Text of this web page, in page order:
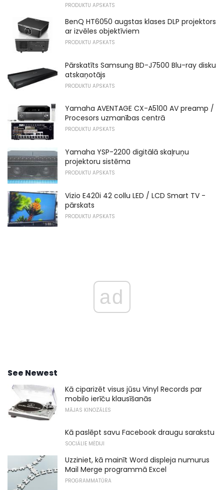
PRODUKTU APSKATS
BenQ HT6050 augstas klases DLP projektors
ar izvēles objektīviem
PRODUKTU APSKATS
Pārskatīts Samsung BD-J7500 Blu-ray disku
atskaņotājs
PRODUKTU APSKATS
Yamaha AVENTAGE CX-A5100 AV preamp /
Procesors uzmanības centrā
PRODUKTU APSKATS
Yamaha YSP-2200 digitālā skaļruņu
projektoru sistēma
PRODUKTU APSKATS
Vizio E420i 42 collu LED / LCD Smart TV -
pārskats
PRODUKTU APSKATS
ad
See Newest
Kā ciparizēt visus jūsu Vinyl Records par
mobilo ierīču klausīšanās
MĀJAS KINOZĀLES
Kā paslēpt savu Facebook draugu sarakstu
SOCIĀLIE MĒDIJI
Uzziniet, kā mainīt Word displeja numurus
Mail Merge programmā Excel
PROGRAMMATŪRA